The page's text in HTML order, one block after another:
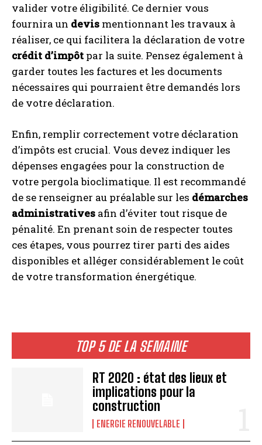
TOP 5 DE LA SEMAINE
RT 2020 : état des lieux et
implications pour la
construction
ENERGIE RENOUVELABLE
valider votre éligibilité. Ce dernier vous
fournira un devis mentionnant les travaux à
réaliser, ce qui facilitera la déclaration de votre
crédit d’impôt par la suite. Pensez également à
garder toutes les factures et les documents
nécessaires qui pourraient être demandés lors
de votre déclaration.
Enfin, remplir correctement votre déclaration
d’impôts est crucial. Vous devez indiquer les
dépenses engagées pour la construction de
votre pergola bioclimatique. Il est recommandé
de se renseigner au préalable sur les démarches
administratives afin d’éviter tout risque de
pénalité. En prenant soin de respecter toutes
ces étapes, vous pourrez tirer parti des aides
disponibles et alléger considérablement le coût
de votre transformation énergétique.